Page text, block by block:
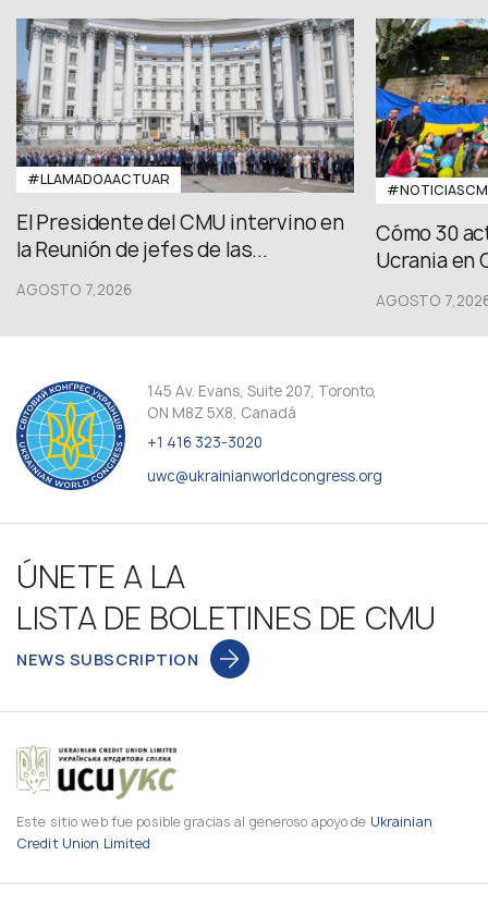
#LLAMADOAACTUAR
El Presidente del CMU intervino en
la Reunión de jefes de las...
AGOSTO 7,2026
Cómo 30
Ucrania en
AGOSTO
145 Av. Evans, Suite 207, Toronto,
ON M8Z 5X8, Canadá
+1 416 323-3020
uwc@ukrainianworldcongress.org
ÚNETE A LA
LISTA DE BOLETINES DE CMU
NEWS SUBSCRIPTION
Este sitio web fue posible gracias al generoso apoyo de Ukrainian
Credit Union Limited